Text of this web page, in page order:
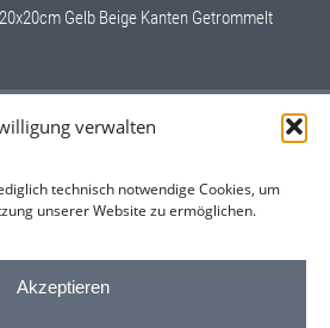
verwalten
technisch notwendige Cookies, um
unserer Website zu ermöglichen.
Akzeptieren
Gelb Beige Kanten Getrommelt